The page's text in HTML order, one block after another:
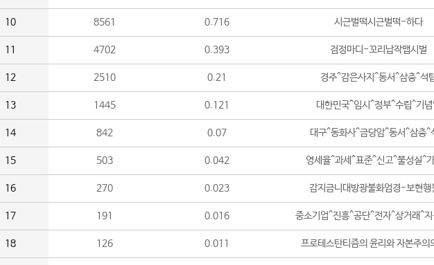
10 8561 0.716 시근벌떡시근벌떡-하다
11 4702 0.393 검정마디-꼬리납작맵시벌
12 2510 0.21 경주^감은사지^동서^삼층^석
13 1445 0.121 대한민국^임시^정부^수립^기념
14 842 0.07 대구^동화사^금당암^동서^삼층^
15 503 0.042 영세율^과세^표준^신고^불성실^
16 270 0.023 감지금니대방광불화엄경-보현행
17 191 0.016 중소기업^진흥^공단^전자^상거래^지
18 126 0.011 프로테스탄티즘의 윤리와 자본주의